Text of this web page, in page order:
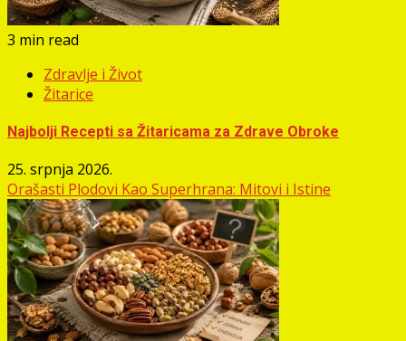
3 min read
Zdravlje i Život
Žitarice
Najbolji Recepti sa Žitaricama za Zdrave Obroke
25. srpnja 2026.
Orašasti Plodovi Kao Superhrana: Mitovi i Istine